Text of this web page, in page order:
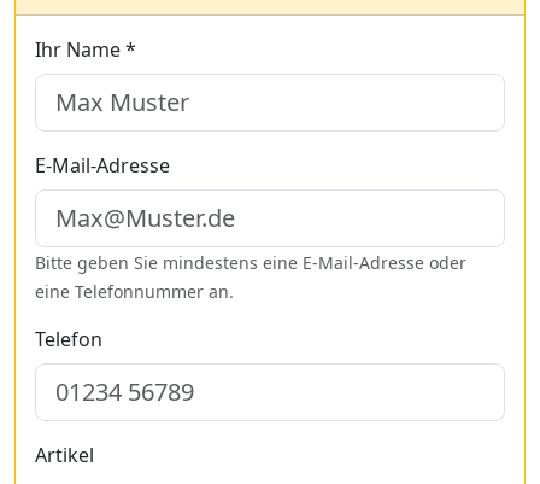
Ihr Name *
E-Mail-Adresse
Bitte geben Sie mindestens eine E-Mail-Adresse oder
eine Telefonnummer an.
Telefon
Artikel